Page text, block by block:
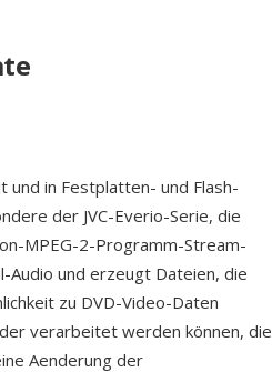
und in Festplatten- und Flash-
der JVC-Everio-Serie, die
MPEG-2-Programm-Stream-
Audio und erzeugt Dateien, die
zu DVD-Video-Daten
verarbeitet werden können, die
Aenderung der